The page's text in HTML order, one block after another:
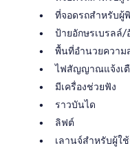
ที่จอดรถสำหรับผู้
ป้ายอักษรเบรลล์
พื้นที่อำนวยความ
ไฟสัญญาณแจ้งเตื
มีเครื่องช่วยฟัง
ราวบันได
ลิฟต์
เลานจ์สำหรับผู้ใ